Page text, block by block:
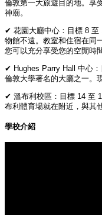
倫敦第一大旅遊目的地。享
神廟。
✔ 花園大廳中心：目標 8 至
物館不遠。教室和住宿在同
您可以充分享受您的空閒時
✔ Hughes Parry Hall 中心
倫敦大學著名的大廳之一。
✔ 溫布利校區：目標 14 至
布利體育場就在附近，與其
學校介紹